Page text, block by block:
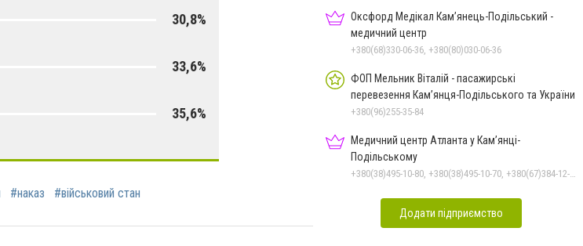
30,8%
33,6%
35,6%
#наказ #військовий стан
Оксфорд Медікал Кам’янець-Подільський -
медичний центр
+380(68)330-06-36, +380(80)030-06-36
ФОП Мельник Віталій - пасажирські
перевезення Кам’янця-Подільського та України
+380(96)255-35-84
Медичний центр Атланта у Кам’янці-
Подільському
+380(38)495-10-80, +380(38)495-10-70, +380(67)384-12-07
Додати підприємство